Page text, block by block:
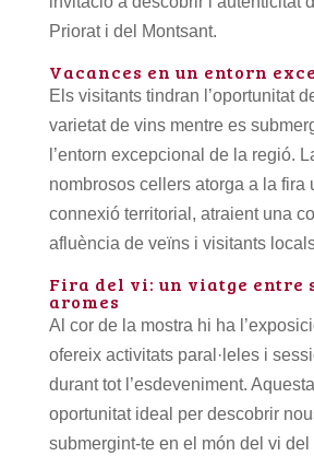
Priorat i del Montsant.
Vacances en un entorn
Els visitants tindran l’oportunitat
varietat de vins mentre es
l’entorn excepcional de la regió.
nombrosos cellers atorga a la fira
connexió territorial, atraient una
afluència de veïns i visitants
Fira del vi: un viatge entre
aromes
Al cor de la mostra hi ha
ofereix activitats paral·leles i
durant tot l’esdeveniment.
oportunitat ideal per descobrir
submergint-te en el món del vi del